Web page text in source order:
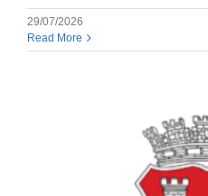
29/07/2026
Read More